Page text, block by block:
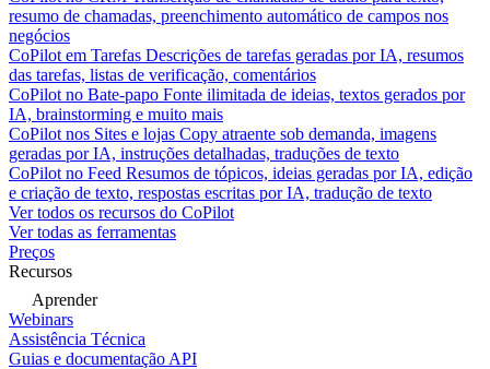
resumo de chamadas, preenchimento automático de campos nos
negócios
CoPilot em Tarefas Descrições de tarefas geradas por IA, resumos
das tarefas, listas de verificação, comentários
CoPilot no Bate-papo Fonte ilimitada de ideias, textos gerados por
IA, brainstorming e muito mais
CoPilot nos Sites e lojas Copy atraente sob demanda, imagens
geradas por IA, instruções detalhadas, traduções de texto
CoPilot no Feed Resumos de tópicos, ideias geradas por IA, edição
e criação de texto, respostas escritas por IA, tradução de texto
Ver todos os recursos do CoPilot
Ver todas as ferramentas
Preços
Recursos
Aprender
Webinars
Assistência Técnica
Guias e documentação API